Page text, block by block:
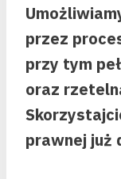
przez
przy tym
oraz
prawnej już